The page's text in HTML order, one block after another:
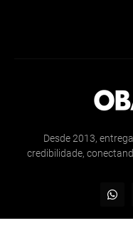
Desde 2013,
credibilidade,